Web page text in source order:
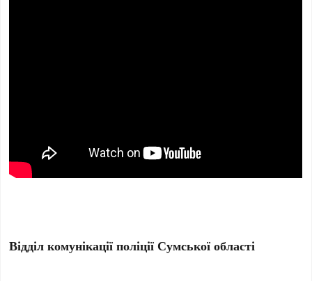
Відділ комунікації поліції Сумської області